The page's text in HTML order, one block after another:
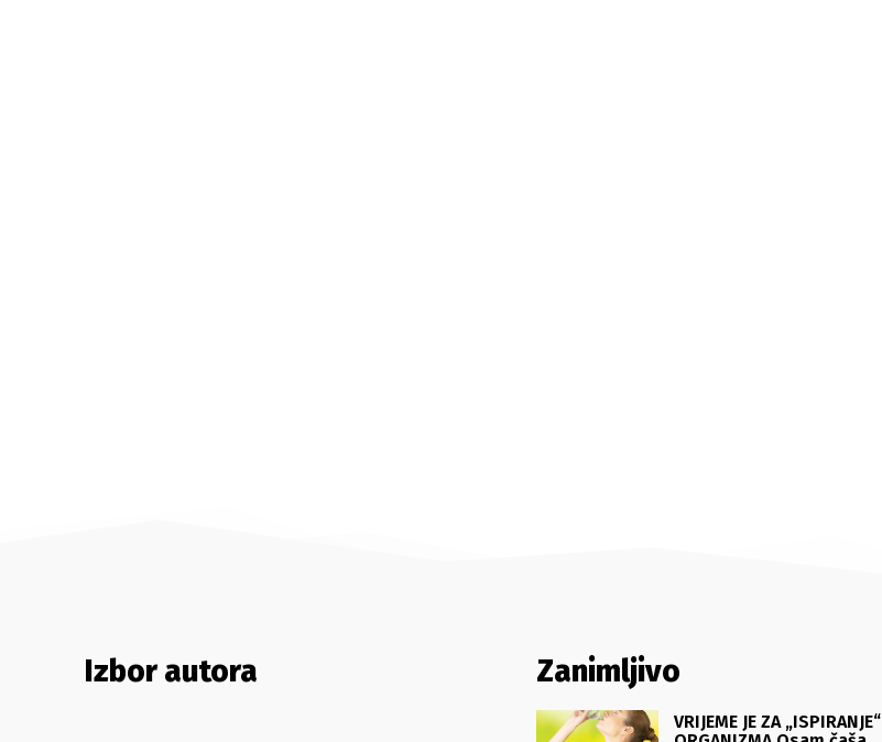
Izbor autora Zanimljivo
VRIJEME JE ZA „ISPIRANJE“